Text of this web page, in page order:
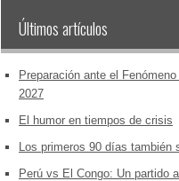
Últimos artículos
Preparación ante el
2027
El humor en tiempos de crisis
Los primeros 90 días también
Perú vs El Congo: Un partido